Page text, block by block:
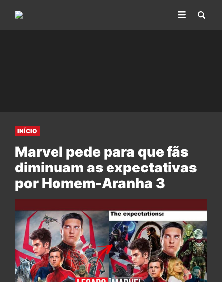
INÍCIO
Marvel pede para que fãs
diminuam as expectativas
por Homem-Aranha 3